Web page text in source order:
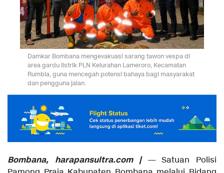
Damkar Bombana mengevakuasi sarang tawon vespa di
area gardu listrik PLN Kelurahan Lameroro, Kecamatan
Rumbia, guna mencegah potensi bahaya bagi masyarakat
dan pengguna jalan.
Bombana, harapansultra.com |— Satuan Polisi